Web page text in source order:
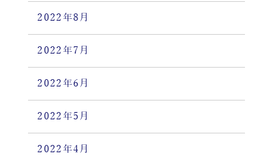
2022年8月
2022年7月
2022年6月
2022年5月
2022年4月